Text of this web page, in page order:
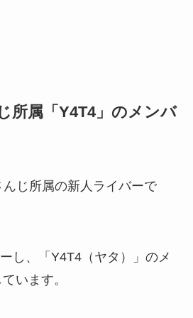
所属「Y4T4」のメンバ
じ所属の新人ライバーで
し、「Y4T4（ヤタ）」のメ
います。